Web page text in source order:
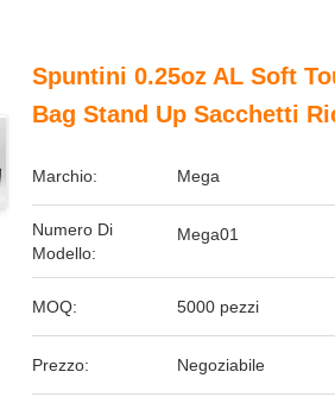
Spuntini 0.25oz AL Soft
Bag Stand Up Sacchetti
Marchio: Mega
Numero Di
Modello:
Mega01
MOQ: 5000 pezzi
Prezzo: Negoziabile